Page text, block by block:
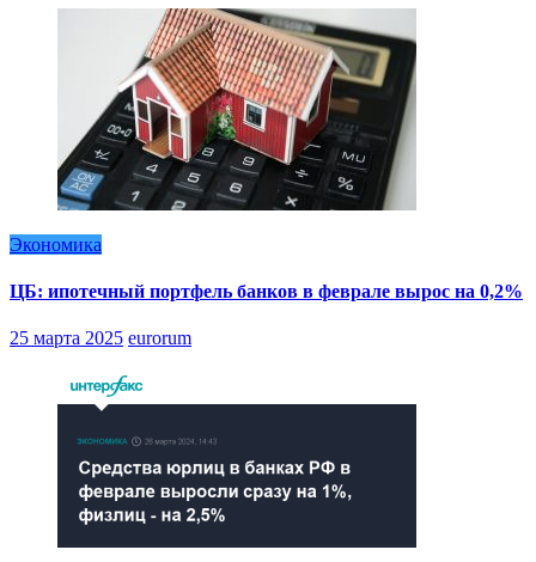
Экономика
ЦБ: ипотечный портфель банков в феврале вырос на 0,2%
25 марта 2025 eurorum